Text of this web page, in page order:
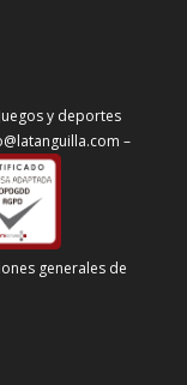
y deportes
–
generales de